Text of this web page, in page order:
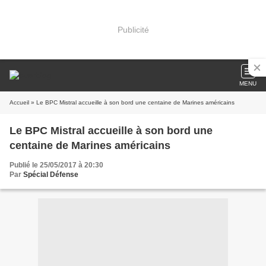
Publicité
MENU
Accueil » Le BPC Mistral accueille à son bord une centaine de Marines américains
Le BPC Mistral accueille à son bord une
centaine de Marines américains
Publié le 25/05/2017 à 20:30
Par Spécial Défense